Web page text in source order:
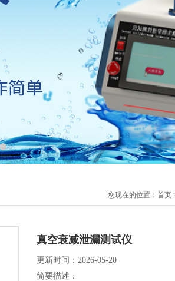
您现在的位置： 首页
真空衰减泄漏测试仪
更新时间：2026-05-20
简要描述：